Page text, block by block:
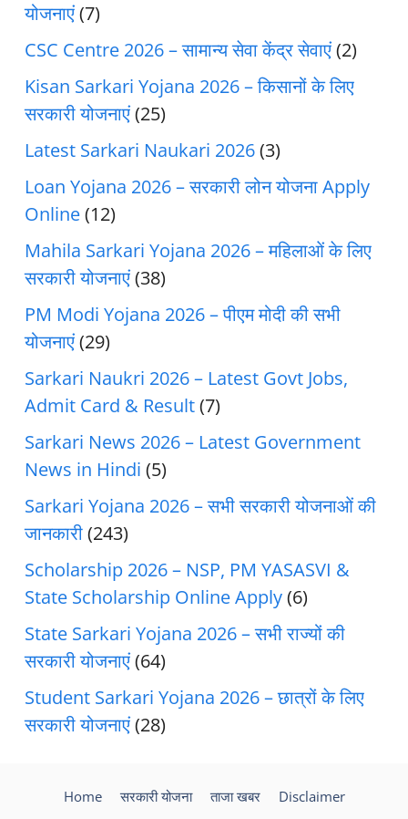
योजनाएं(7)
CSC Centre 2026 – सामान्य सेवा केंद्र सेवाएं(2)
Kisan Sarkari Yojana 2026 – किसानों के लिए
सरकारी योजनाएं(25)
Latest Sarkari Naukari 2026(3)
Loan Yojana 2026 – सरकारी लोन योजना Apply
Online(12)
Mahila Sarkari Yojana 2026 – महिलाओं के लिए
सरकारी योजनाएं(38)
PM Modi Yojana 2026 – पीएम मोदी की सभी
योजनाएं(29)
Sarkari Naukri 2026 – Latest Govt Jobs,
Admit Card & Result(7)
Sarkari News 2026 – Latest Government
News in Hindi (5)
Sarkari Yojana 2026 – सभी सरकारी योजनाओं की
जानकारी(243)
Scholarship 2026 – NSP, PM YASASVI &
State Scholarship Online Apply(6)
State Sarkari Yojana 2026 – सभी राज्यों की
सरकारी योजनाएं(64)
Student Sarkari Yojana 2026 – छात्रों के लिए
सरकारी योजनाएं(28)
Home सरकारी योजना ताजा खबर
Disclaimer